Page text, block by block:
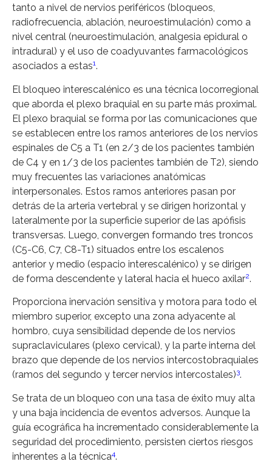
tanto a nivel de nervios periféricos (bloqueos,
radiofrecuencia, ablación, neuroestimulación) como a
nivel central (neuroestimulación, analgesia epidural o
intradural) y el uso de coadyuvantes farmacológicos
asociados a estas1.
El bloqueo interescalénico es una técnica locorregional
que aborda el plexo braquial en su parte más proximal.
El plexo braquial se forma por las comunicaciones que
se establecen entre los ramos anteriores de los nervios
espinales de C5 a T1 (en 2/3 de los pacientes también
de C4 y en 1/3 de los pacientes también de T2), siendo
muy frecuentes las variaciones anatómicas
interpersonales. Estos ramos anteriores pasan por
detrás de la arteria vertebral y se dirigen horizontal y
lateralmente por la superficie superior de las apófisis
transversas. Luego, convergen formando tres troncos
(C5-C6, C7, C8-T1) situados entre los escalenos
anterior y medio (espacio interescalénico) y se dirigen
de forma descendente y lateral hacia el hueco axilar2.
Proporciona inervación sensitiva y motora para todo el
miembro superior, excepto una zona adyacente al
hombro, cuya sensibilidad depende de los nervios
supraclaviculares (plexo cervical), y la parte interna del
brazo que depende de los nervios intercostobraquiales
(ramos del segundo y tercer nervios intercostales)3.
Se trata de un bloqueo con una tasa de éxito muy alta
y una baja incidencia de eventos adversos. Aunque la
guía ecográfica ha incrementado considerablemente la
seguridad del procedimiento, persisten ciertos riesgos
inherentes a la técnica4.